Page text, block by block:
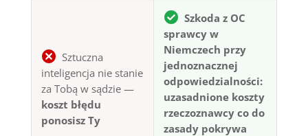
Sztuczna
inteligencja nie stanie
za Tobą w sądzie —
koszt błędu
ponosisz Ty
Szkoda z OC
sprawcy w
Niemczech przy
jednoznacznej
odpowiedzialności:
uzasadnione koszty
rzeczoznawcy co do
zasady pokrywa